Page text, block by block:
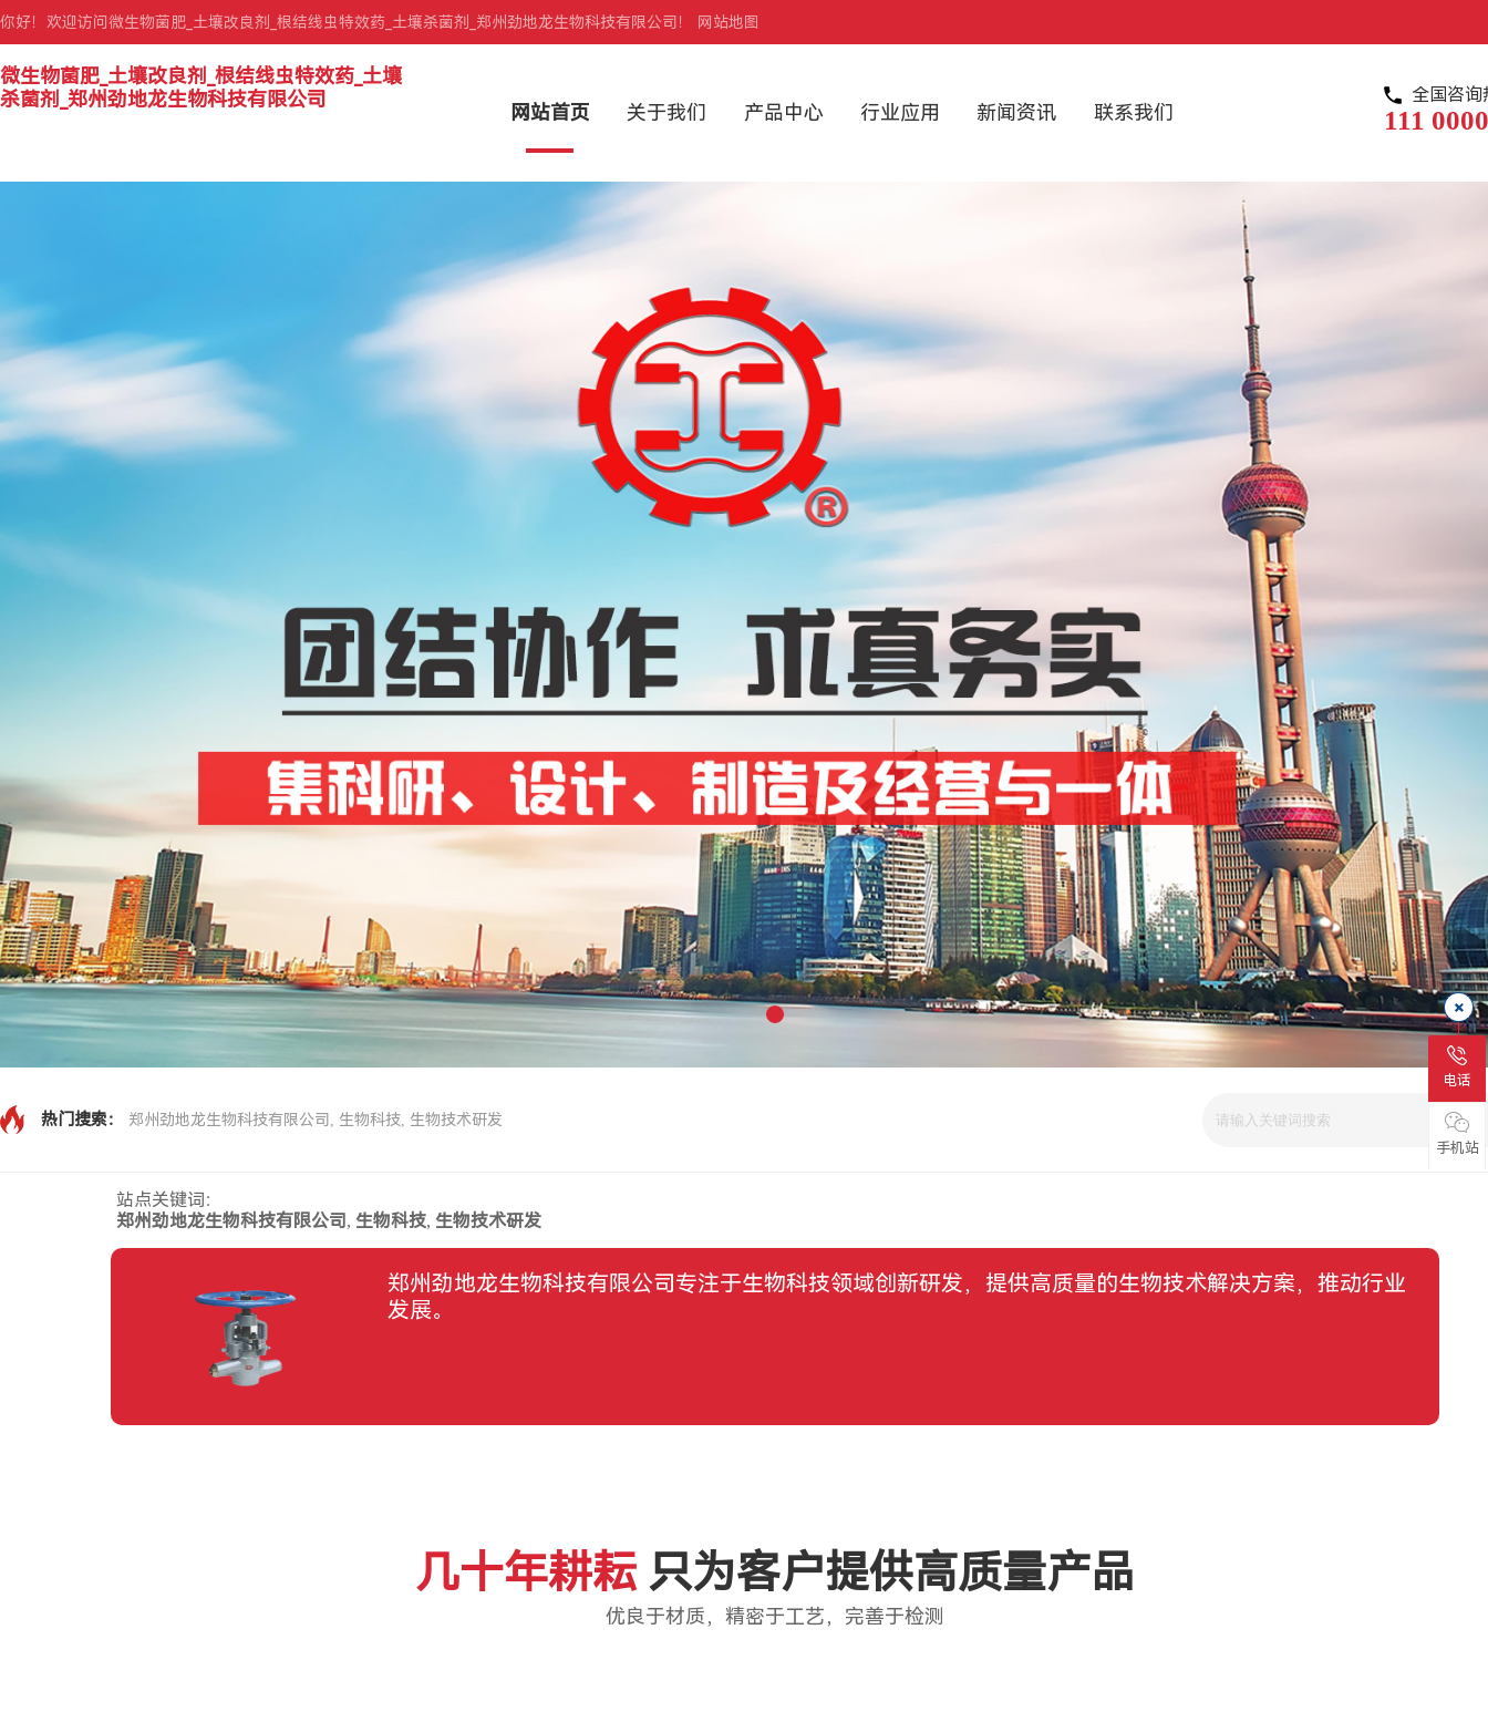
你好！欢迎访问微生物菌肥_土壤改良剂_根结线虫特效药_土壤杀菌剂_郑州劲地龙生物科技有限公司！ 网站地图
微生物菌肥_土壤改良剂_根结线虫特效药_土壤
杀菌剂_郑州劲地龙生物科技有限公司
网站首页 关于我们 产品中心 行业应用 新闻资讯 联系我们
全国咨询
111
热门搜索： 郑州劲地龙生物科技有限公司, 生物科技, 生物技术研发
站点关键词：
郑州劲地龙生物科技有限公司, 生物科技, 生物技术研发
郑州劲地龙生物科技有限公司专注于生物科技领域创新研发，提供高质量的生物技术解决方案，推动行业
发展。
几十年耕耘 只为客户提供高质量产品
优良于材质，精密于工艺，完善于检测
电话
手机站